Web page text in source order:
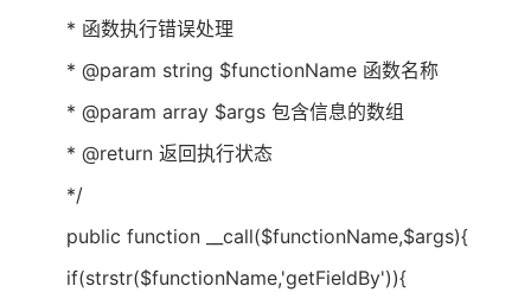
* 函数执行错误处理
* @param string $functionName 函数名称
* @param array $args 包含信息的数组
* @return 返回执行状态
*/
public function __call($functionName,$args){
if(strstr($functionName,'getFieldBy')){